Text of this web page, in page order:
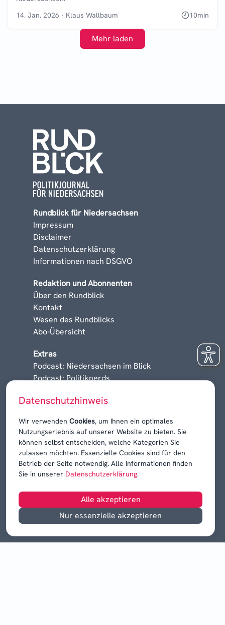
14. Jan. 2026 · Klaus Wallbaum 10min
Mehr laden
Datenschutzhinweis
Wir verwenden Cookies, um Ihnen ein optimales
Nutzungserlebnis auf unserer Website zu bieten. Sie
können selbst entscheiden, welche Kategorien Sie
zulassen möchten. Essenzielle Cookies sind für den
Betrieb der Seite notwendig. Alle Informationen finden
Sie in unserer Datenschutzerklärung.
Alle akzeptieren
Nur essenzielle akzeptieren
Rundblick für Niedersachsen
Impressum
Disclaimer
Datenschutzerklärung
Informationen nach DSGVO
Redaktion und Abonnenten
Über den Rundblick
Kontakt
Wesen des Rundblicks
Abo-Übersicht
Extras
Podcast: Niedersachsen im Blick
Podcast: Politiknerds
Karrieren, Krisen & Kontroversen